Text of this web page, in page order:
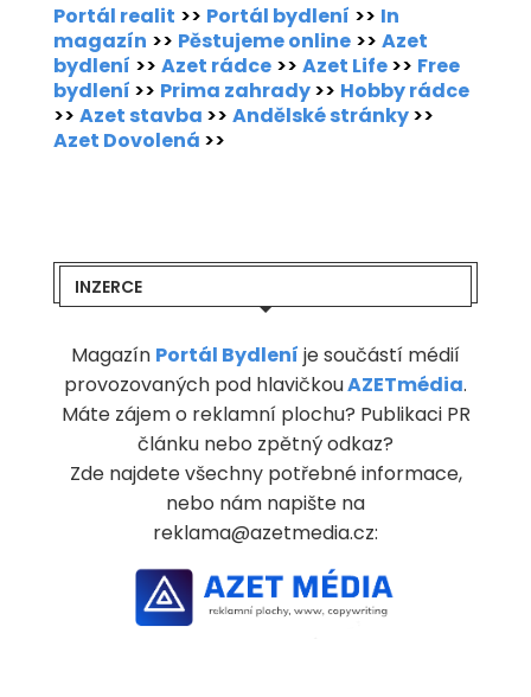
Portál realit >> Portál bydlení >> In
magazín >> Pěstujeme online >> Azet
bydlení >> Azet rádce >> Azet Life>> Free
bydlení >> Prima zahrady>> Hobby rádce
>> Azet stavba >> Andělské stránky>>
Azet Dovolená >>
INZERCE
Magazín Portál Bydlení je součástí médií
provozovaných pod hlavičkouAZETmédia.
Máte zájem o reklamní plochu? Publikaci PR
článku nebo zpětný odkaz?
Zde najdete všechny potřebné informace,
nebo nám napište na
reklama@azetmedia.cz: